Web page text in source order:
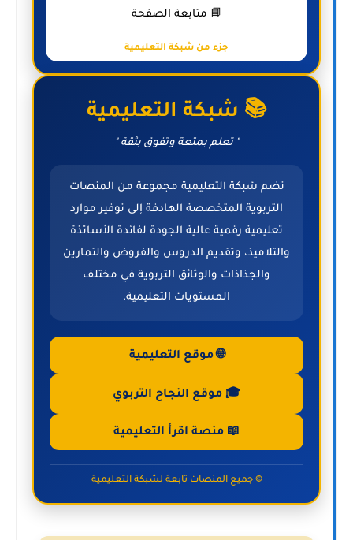
📘 متابعة الصفحة
جزء من شبكة التعليمية
📚 شبكة التعليمية
" تعلم بمتعة وتفوق بثقة "
تضم شبكة التعليمية مجموعة من المنصات
التربوية المتخصصة الهادفة إلى توفير موارد
تعليمية رقمية عالية الجودة لفائدة الأساتذة
والتلاميذ، وتقديم الدروس والفروض والتمارين
والجذاذات والوثائق التربوية في مختلف
المستويات التعليمية.
🌐 موقع التعليمية
🎓 موقع النجاح التربوي
📖 منصة اقرأ التعليمية
© جميع المنصات تابعة لشبكة التعليمية